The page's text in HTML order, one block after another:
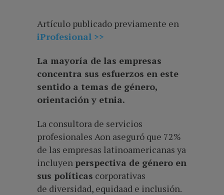
Artículo publicado previamente en
iProfesional >>
La mayoría de las empresas
concentra sus esfuerzos en este
sentido a temas de género,
orientación y etnia.
La consultora de servicios
profesionales Aon aseguró que 72%
de las empresas latinoamericanas ya
incluyen perspectiva de género en
sus políticas corporativas
de diversidad, equidaad e inclusión.